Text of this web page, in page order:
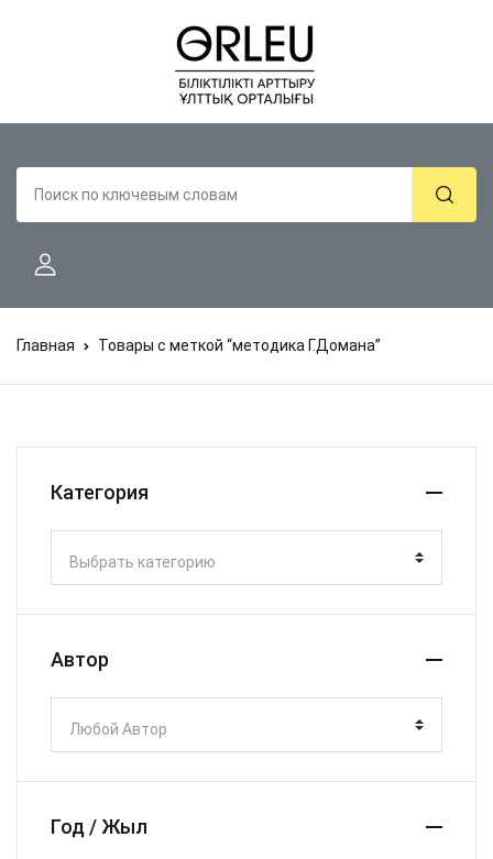
Главная Товары с меткой “методика Г.Домана”
Категория
Выбрать категорию
Автор
Любой Автор
Год / Жыл